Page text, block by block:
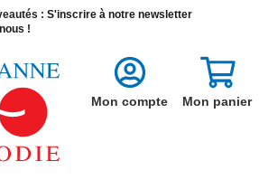
: S'inscrire à notre newsletter
!
Mon compte Mon panier